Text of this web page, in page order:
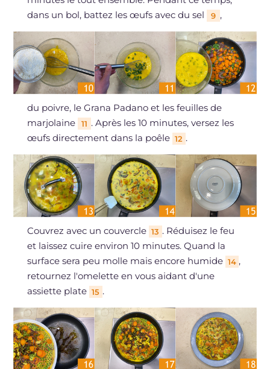
dans un bol, battez les œufs avec du sel
9 ,
du poivre, le Grana Padano et les feuilles de
marjolaine
11 . Après les 10 minutes, versez les
œufs directement dans la poêle 12 .
Couvrez avec un couvercle 13 . Réduisez le feu
et laissez cuire environ 10 minutes. Quand la
surface sera peu molle mais encore humide 14 ,
retournez l'omelette en vous aidant d'une
assiette plate 15 .